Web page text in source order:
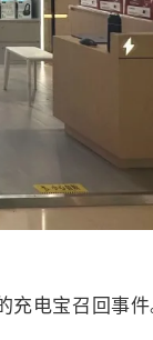
电宝召回事件